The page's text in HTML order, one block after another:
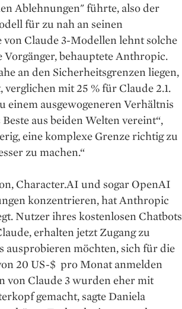
Ablehnungen" führte, also der
für zu nah an seinen
Claude 3-Modellen lehnt solche
behauptete Anthropic.
an den Sicherheitsgrenzen liegen,
mit 25 % für Claude 2.1.
ausgewogeneren Verhältnis
aus beiden Welten vereint“,
eine komplexe Grenze richtig zu
zu machen.“
Character.AI und sogar OpenAI
konzentrieren, hat Anthropic
Nutzer ihres kostenlosen Chatbots
erhalten jetzt Zugang zu
ausprobieren möchten, sich für die
20 US-$ pro Monat anmelden
von Claude 3 wurden eher mit
gemacht, sagte Daniela